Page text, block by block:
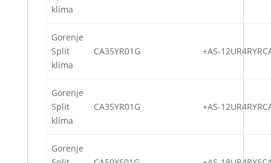
klíma
Gorenje
Split
klíma
CA35YR01G +AS-
Gorenje
Split
klíma
CA35YR01G +AS-
Gorenje